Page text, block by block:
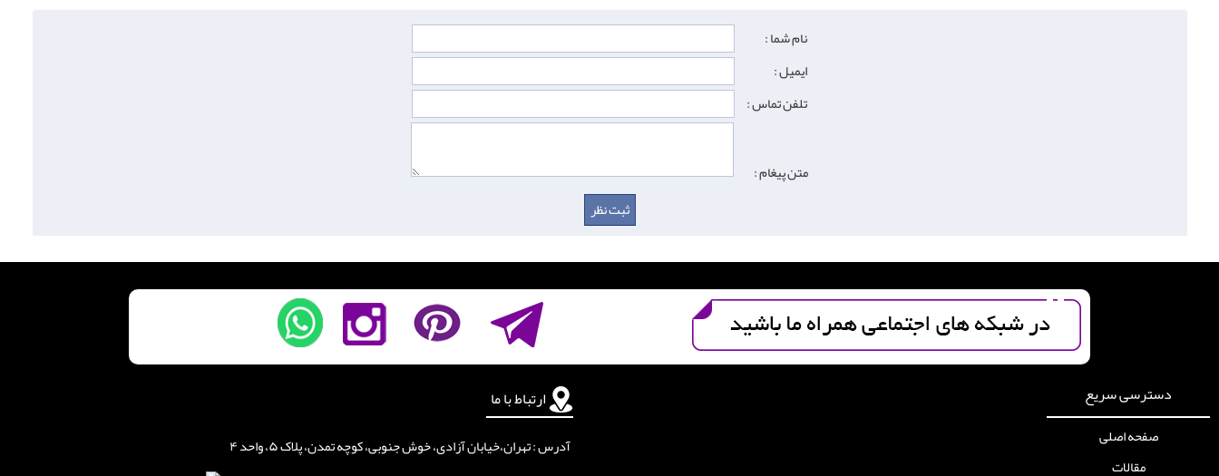
نام شما :
ایمیل :
تلفن تماس :
متن پیغام :
دسترسی سریع
صفحه اصلی
مقالات
ارتباط با ما
آدرس : تهران،خیابان آزادی، خوش جنوبی، کوچه تمدن، پلاک ۵، واحد ۴